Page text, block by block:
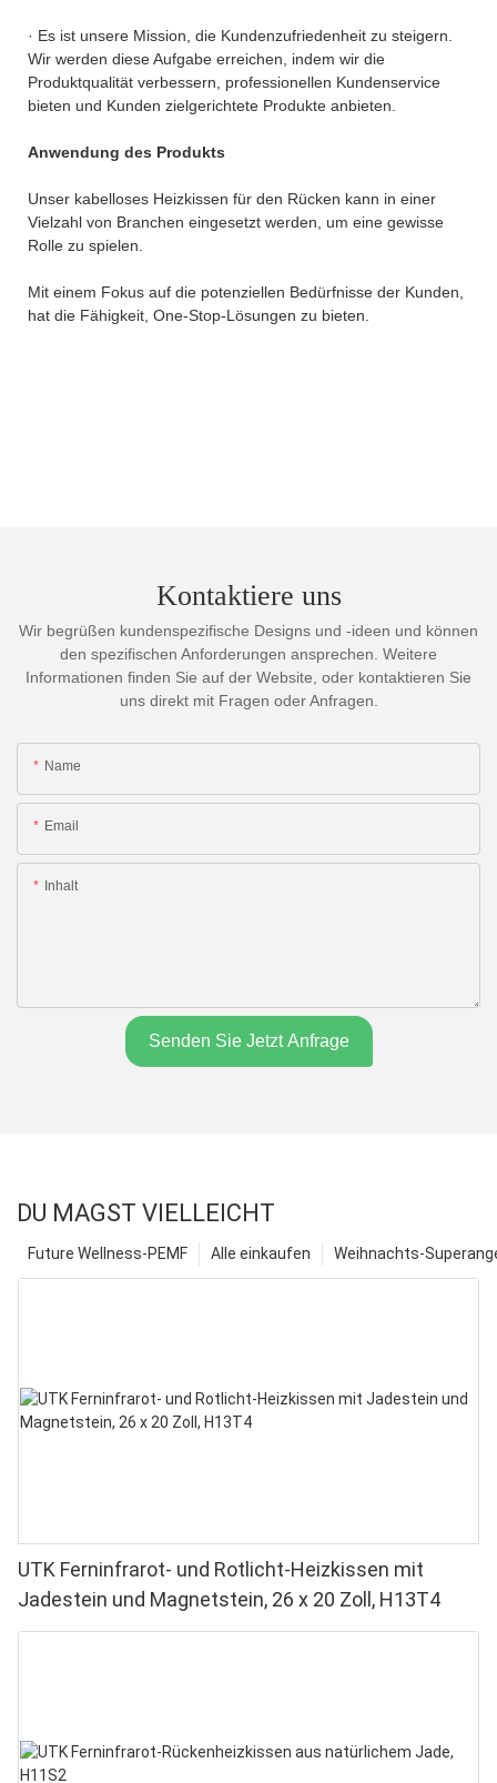
· Es ist unsere Mission, die Kundenzufriedenheit zu steigern.
Wir werden diese Aufgabe erreichen, indem wir die
Produktqualität verbessern, professionellen Kundenservice
bieten und Kunden zielgerichtete Produkte anbieten.
Anwendung des Produkts
Unser kabelloses Heizkissen für den Rücken kann in einer
Vielzahl von Branchen eingesetzt werden, um eine gewisse
Rolle zu spielen.
Mit einem Fokus auf die potenziellen Bedürfnisse der Kunden,
hat die Fähigkeit, One-Stop-Lösungen zu bieten.
Kontaktiere uns
Wir begrüßen kundenspezifische Designs und -ideen und können
den spezifischen Anforderungen ansprechen. Weitere
Informationen finden Sie auf der Website, oder kontaktieren Sie
uns direkt mit Fragen oder Anfragen.
Name
Email
Inhalt
Senden Sie Jetzt Anfrage
DU MAGST VIELLEICHT
Weihnachts-
Alle einkaufen
Future Wellness-PEMF
UTK Ferninfrarot- und Rotlicht-Heizkissen mit
Jadestein und Magnetstein, 26 x 20 Zoll, H13T4